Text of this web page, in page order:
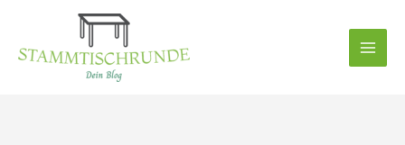
springen